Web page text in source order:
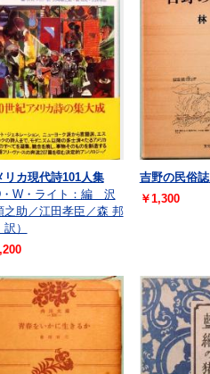
リカ現代詩101人集
・W・ライト：編 沢
之助／江田孝臣／森 邦
）
吉野の民俗誌
￥1,300